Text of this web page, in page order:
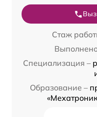
Стаж
Специализация –
Образование –